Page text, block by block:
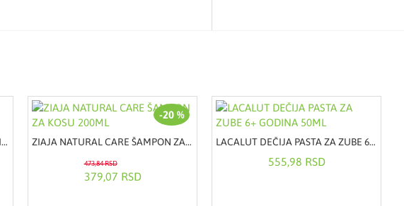
FRUCTIS REGENERATOR OIL REPAIR 3 200ML
-20 %
ZIAJA NATURAL CARE ŠAMPON ZA KOSU 200ML
379,07 RSD
473,84 RSD
LACALUT DEČIJA PASTA ZA ZUBE 6+ GODINA 50ML
555,98 RSD